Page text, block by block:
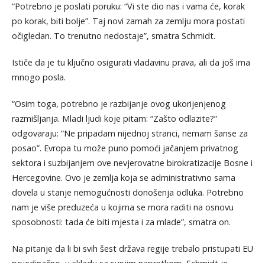
“Potrebno je poslati poruku: “Vi ste dio nas i vama će, korak
po korak, biti bolje”. Taj novi zamah za zemlju mora postati
očigledan. To trenutno nedostaje”, smatra Schmidt.
Ističe da je tu ključno osigurati vladavinu prava, ali da još ima
mnogo posla.
“Osim toga, potrebno je razbijanje ovog ukorijenjenog
razmišljanja. Mladi ljudi koje pitam: “Zašto odlazite?”
odgovaraju: “Ne pripadam nijednoj stranci, nemam šanse za
posao”. Evropa tu može puno pomoći jačanjem privatnog
sektora i suzbijanjem ove nevjerovatne birokratizacije Bosne i
Hercegovine. Ovo je zemlja koja se administrativno sama
dovela u stanje nemogućnosti donošenja odluka. Potrebno
nam je više preduzeća u kojima se mora raditi na osnovu
sposobnosti: tada će biti mjesta i za mlade”, smatra on.
Na pitanje da li bi svih šest država regije trebalo pristupati EU